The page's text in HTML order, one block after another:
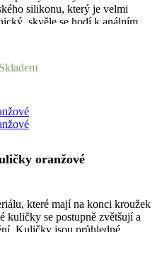
silikonu, který je velmi
skvěle se hodí k análním
Skladem
oranžové
které mají na konci kroužek
kuličky se postupně zvětšují a
Kuličky jsou průhledné,